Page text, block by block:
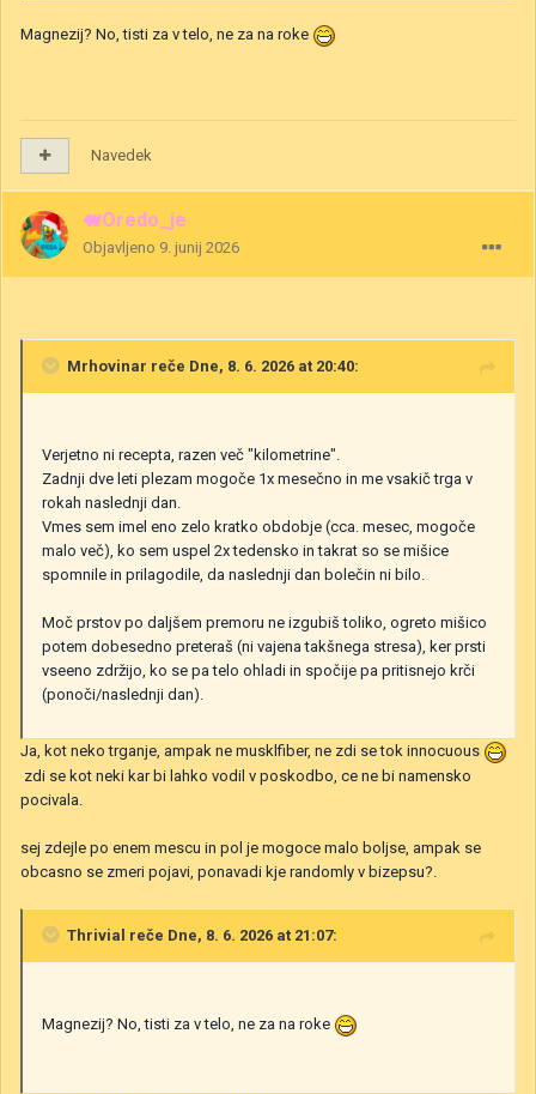
Magnezij? No, tisti za v telo, ne za na roke
Navedek
🐖Oredo_je
Objavljeno 9. junij 2026
Mrhovinar reče Dne, 8. 6. 2026 at 20:40:
Verjetno ni recepta, razen več "kilometrine".
Zadnji dve leti plezam mogoče 1x mesečno in me vsakič trga v
rokah naslednji dan.
Vmes sem imel eno zelo kratko obdobje (cca. mesec, mogoče
malo več), ko sem uspel 2x tedensko in takrat so se mišice
spomnile in prilagodile, da naslednji dan bolečin ni bilo.
Moč prstov po daljšem premoru ne izgubiš toliko, ogreto mišico
potem dobesedno preteraš (ni vajena takšnega stresa), ker prsti
vseeno zdržijo, ko se pa telo ohladi in spočije pa pritisnejo krči
(ponoči/naslednji dan).
Ja, kot neko trganje, ampak ne musklfiber, ne zdi se tok innocuous
zdi se kot neki kar bi lahko vodil v poskodbo, ce ne bi namensko
pocivala.
sej zdejle po enem mescu in pol je mogoce malo boljse, ampak se
obcasno se zmeri pojavi, ponavadi kje randomly v bizepsu?.
Thrivial reče Dne, 8. 6. 2026 at 21:07:
Magnezij? No, tisti za v telo, ne za na roke